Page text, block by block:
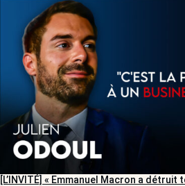
[L’INVITÉ] « Emmanuel Macron a détruit